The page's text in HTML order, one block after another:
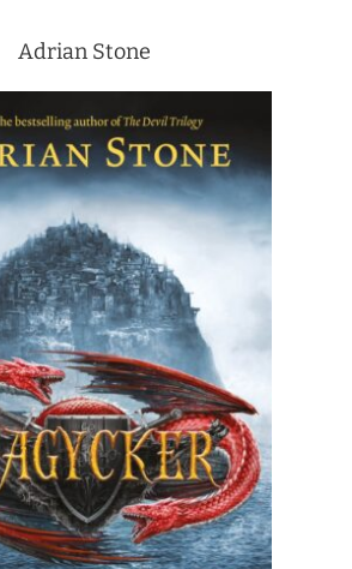
Adrian Stone